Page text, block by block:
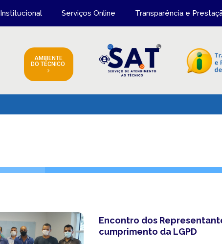
Institucional Serviços Online Transparência e
AMBIENTE
DO TÉCNICO
Encontro dos
cumprimento da LGPD